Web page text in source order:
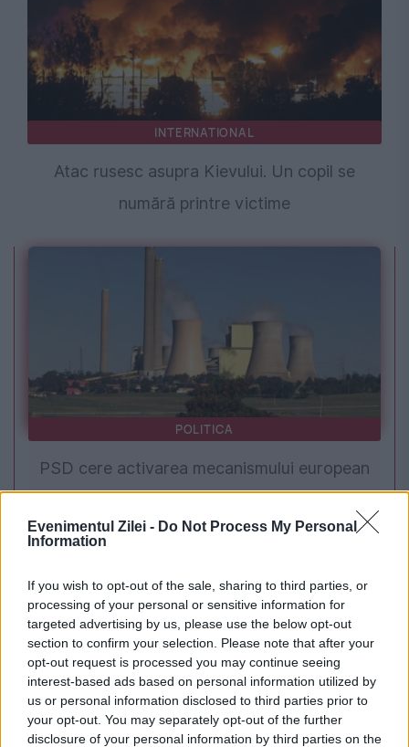
Evenimentul Zilei - Do Not Process My Personal
Information
If you wish to opt-out of the sale, sharing to third parties, or
processing of your personal or sensitive information for
targeted advertising by us, please use the below opt-out
section to confirm your selection. Please note that after your
opt-out request is processed you may continue seeing
interest-based ads based on personal information utilized by
us or personal information disclosed to third parties prior to
your opt-out. You may separately opt-out of the further
disclosure of your personal information by third parties on the
INTERNATIONAL
Atac rusesc asupra Kievului. Un copil se
numără printre victime
POLITICA
PSD cere activarea mecanismului european
menținerea centralelor pe cărbune. Critici la